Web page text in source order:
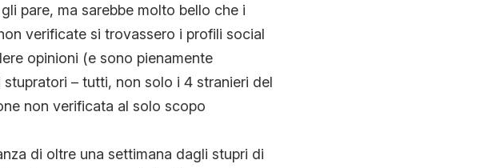
pare, ma sarebbe molto bello che i
verificate si trovassero i profili social
opinioni (e sono pienamente
– tutti, non solo i 4 stranieri del
non verificata al solo scopo
di oltre una settimana dagli stupri di